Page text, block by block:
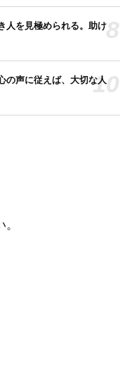
人を見極められる。助け8
の声に従えば、大切な人10